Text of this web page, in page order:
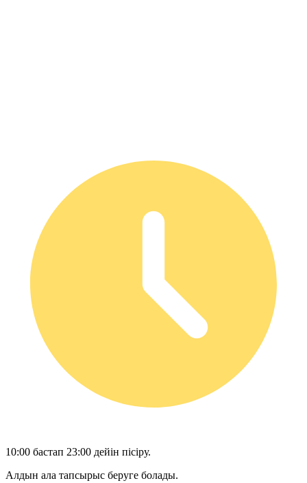
10:00 бастап 23:00 дейін пісіру.
Алдын ала тапсырыс беруге болады.